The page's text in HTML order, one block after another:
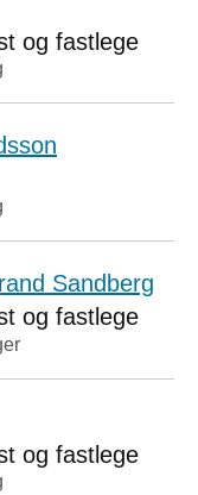
og fastlege
Sandberg
og fastlege
og fastlege